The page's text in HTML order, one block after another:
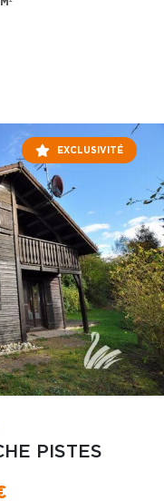
EXCLUSIVITÉ
PISTES